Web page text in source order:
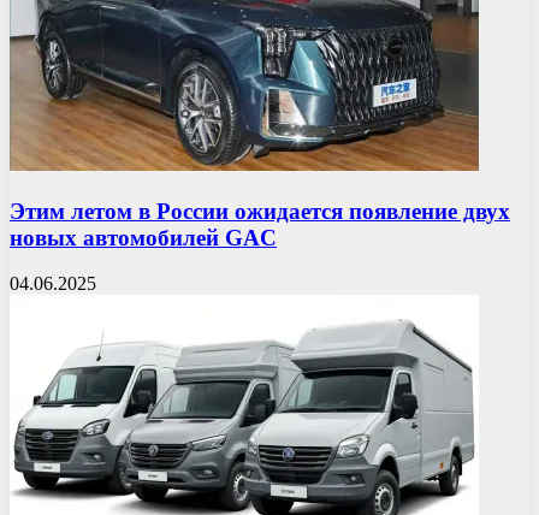
Этим летом в России ожидается появление двух
новых автомобилей GAC
04.06.2025